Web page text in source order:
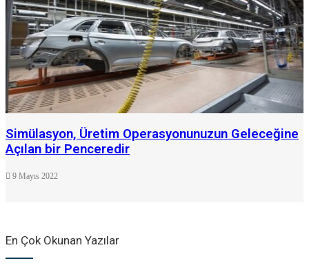
Simülasyon, Üretim Operasyonunuzun Geleceğine
Açılan bir Penceredir
9 Mayıs 2022
En Çok Okunan Yazılar